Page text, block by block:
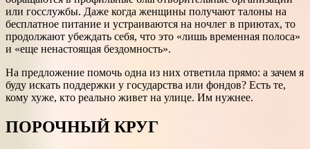
или госслужбы. Даже когда женщины получают талоны на
бесплатное питание и устраиваются на ночлег в приютах, то
продолжают убеждать себя, что это «лишь временная полоса»
и «еще ненастоящая бездомность».
На предложение помочь одна из них ответила прямо: а зачем я
буду искать поддержки у государства или фондов? Есть те,
кому хуже, кто реально живет на улице. Им нужнее.
ПОРОЧНЫЙ КРУГ